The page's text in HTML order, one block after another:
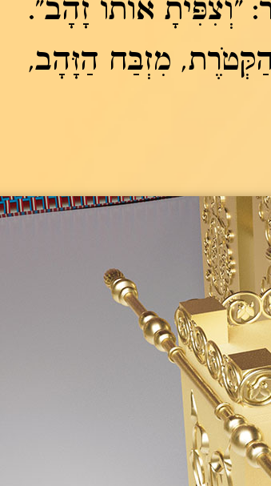
"וְצִפִּיתָ אוֹתוֹ זָהָב".
מִזְבַּח הַזָּהָב,